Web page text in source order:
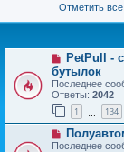
Отметить
PetPull -
бутылок
Последнее
Ответы: 2042
1 134
Последнее